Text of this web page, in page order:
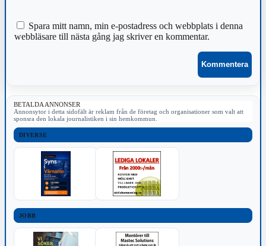
Spara mitt namn, min e-postadress och webbplats i denna
webbläsare till nästa gång jag skriver en kommentar.
BETALDA ANNONSER
Annonsytor i detta sidofält är reklam från de företag och organisationer som valt att
sponsra den lokala journalistiken i sin hemkommun.
DIVERSE
JOBB